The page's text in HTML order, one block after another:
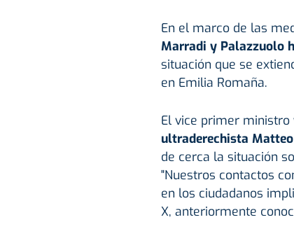
En el marco de las
Marradi y Palazzuolo
situación que se
en Emilia Romaña.
El vice primer
ultraderechista
de cerca la situación
"Nuestros contactos
en los ciudadanos
X, anteriormente